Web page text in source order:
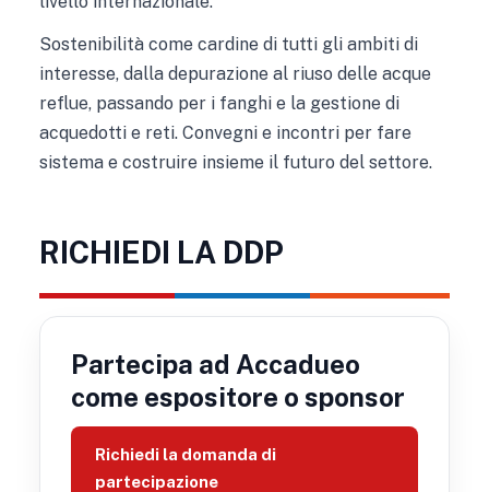
Sostenibilità come cardine di tutti gli ambiti di
interesse, dalla depurazione al riuso delle acque
reflue, passando per i fanghi e la gestione di
acquedotti e reti. Convegni e incontri per fare
sistema e costruire insieme il futuro del settore.
RICHIEDI LA DDP
Partecipa ad Accadueo
come espositore o sponsor
Richiedi la domanda di
partecipazione